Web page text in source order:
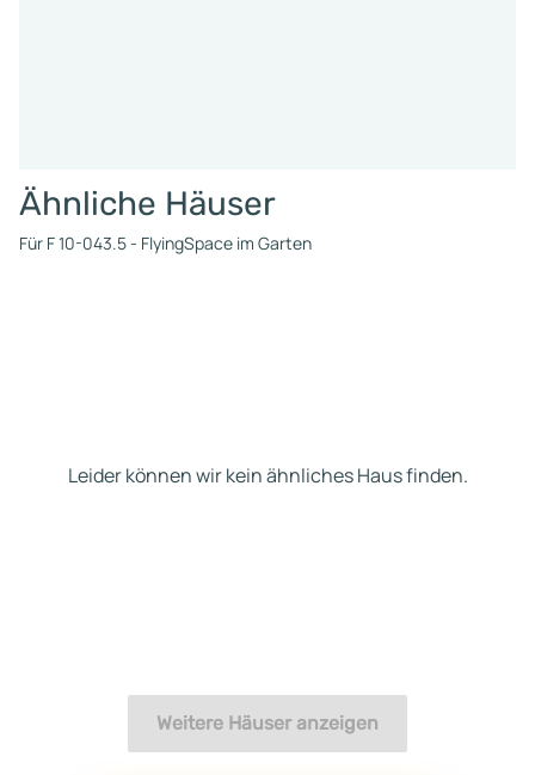
Ähnliche Häuser
Für F 10-043.5 - FlyingSpace im Garten
Leider können wir kein ähnliches Haus finden.
Weitere Häuser anzeigen